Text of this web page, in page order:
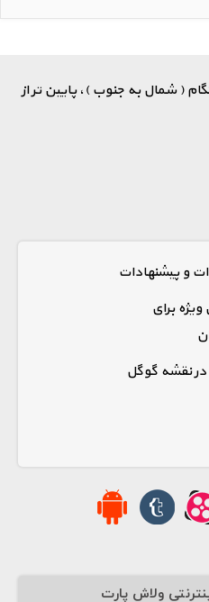
( شمال به جنوب )، پایین تر از
و پیشنهادات
برای
نقشه گوگل
ولاش پارت